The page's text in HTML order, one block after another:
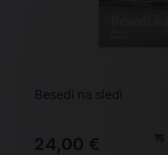
Besedi na sledi
24,00 €